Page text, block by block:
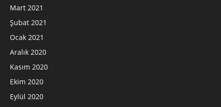
Mart 2021
Şubat 2021
Ocak 2021
Aralık 2020
Kasım 2020
Ekim 2020
Eylül 2020